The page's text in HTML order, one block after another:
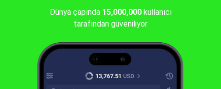
Dünya çapında 15,000,000kullanıcı
tarafından güveniliyor